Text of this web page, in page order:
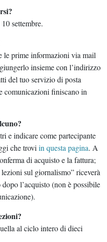
settembre.
le prime informazioni via mail
insieme con l’indirizzo
del tuo servizio di posta
comunicazioni finiscano in
e indicare come partecipante
che trovi in questa pagina. A
di acquisto e la fattura;
sul giornalismo”riceverà
l’acquisto (non è possibile
al ciclo intero di dieci